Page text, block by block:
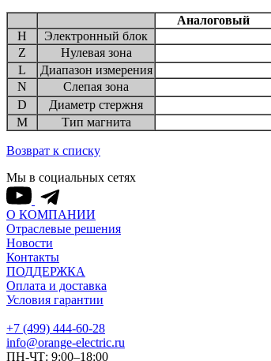
Аналоговый
H
Электронный блок
Z
Нулевая зона
L
Диапазон измерения
N
Слепая зона
D
Диаметр стержня
M
Тип магнита
Возврат к списку
Мы в социальных сетях
О КОМПАНИИ
Отраслевые решения
Новости
Контакты
ПОДДЕРЖКА
Оплата и доставка
Условия гарантии
+7 (499) 444-60-28
info@orange-electric.ru
ПН-ЧТ: 9:00–18:00